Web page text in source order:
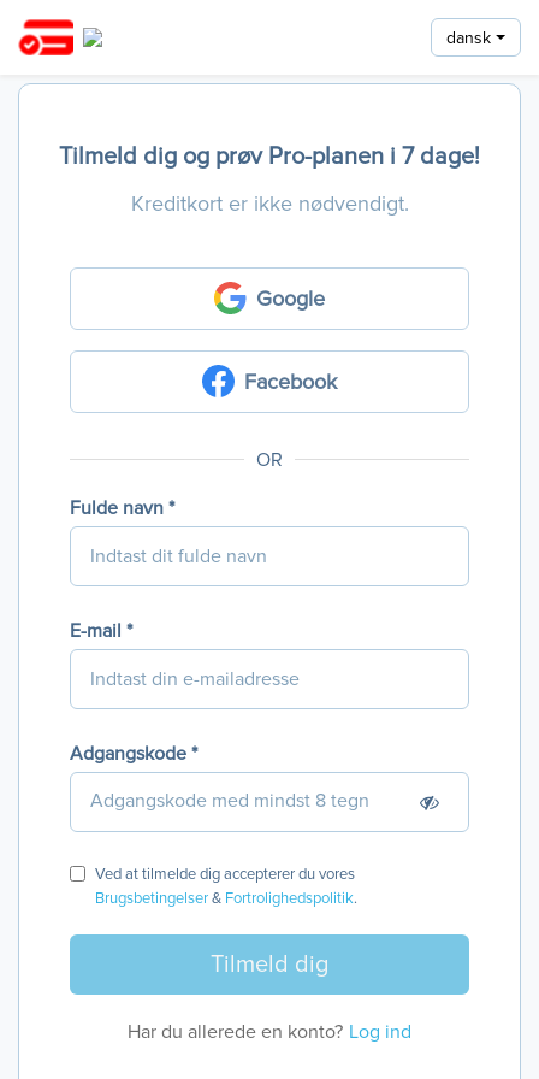
dansk
Tilmeld dig og prøv Pro-planen i 7 dage!
Kreditkort er ikke nødvendigt.
Google
Facebook
OR
Fulde navn *
E-mail *
Adgangskode *
Ved at tilmelde dig accepterer du vores
Brugsbetingelser& Fortrolighedspolitik.
Har du allerede en konto? Log ind